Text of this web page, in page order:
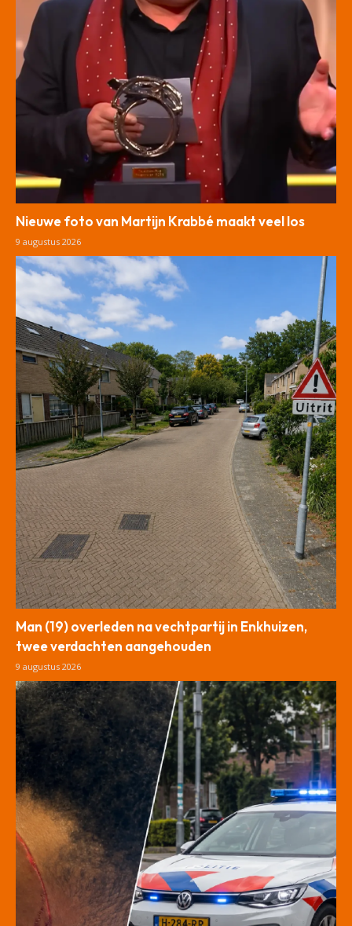
Nieuwe foto van Martijn Krabbé maakt veel los
9 augustus 2026
Man (19) overleden na vechtpartij in Enkhuizen,
twee verdachten aangehouden
9 augustus 2026